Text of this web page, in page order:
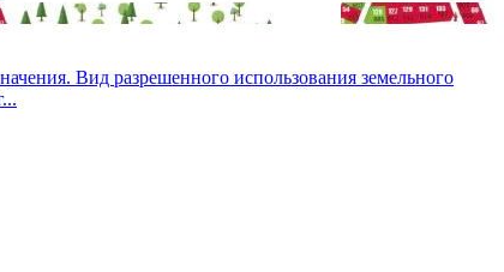
Вид разрешенного использования земельного